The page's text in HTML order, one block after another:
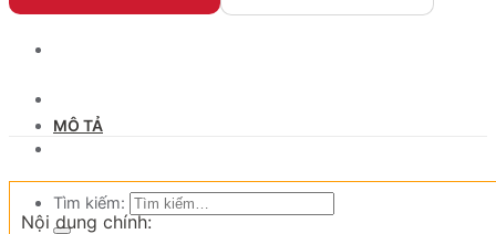
Tìm kiếm:
MÔ TẢ
Nội dung chính: